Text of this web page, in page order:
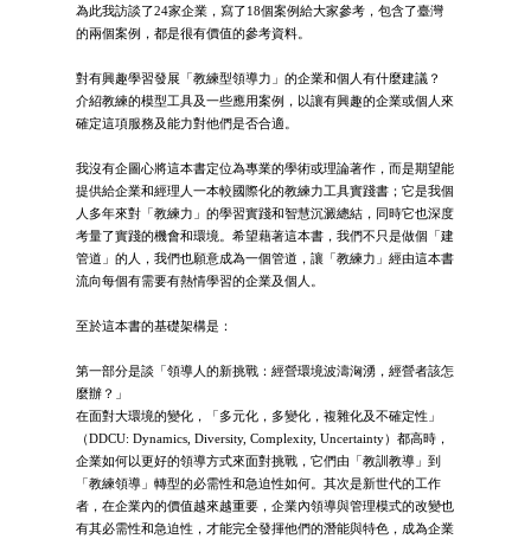
為此我訪談了24家企業，寫了18個案例給大家參考，包含了臺灣
的兩個案例，都是很有價值的參考資料。
對有興趣學習發展「教練型領導力」的企業和個人有什麼建議？
介紹教練的模型工具及一些應用案例，以讓有興趣的企業或個人來
確定這項服務及能力對他們是否合適。
我沒有企圖心將這本書定位為專業的學術或理論著作，而是期望能
提供給企業和經理人一本較國際化的教練力工具實踐書；它是我個
人多年來對「教練力」的學習實踐和智慧沉澱總結，同時它也深度
考量了實踐的機會和環境。希望藉著這本書，我們不只是做個「建
管道」的人，我們也願意成為一個管道，讓「教練力」經由這本書
流向每個有需要有熱情學習的企業及個人。
至於這本書的基礎架構是：
第一部分是談「領導人的新挑戰：經營環境波濤洶湧，經營者該怎
麼辦？」
在面對大環境的變化，「多元化，多變化，複雜化及不確定性」
（DDCU: Dynamics, Diversity, Complexity, Uncertainty）都高時，
企業如何以更好的領導方式來面對挑戰，它們由「教訓教導」到
「教練領導」轉型的必需性和急迫性如何。其次是新世代的工作
者，在企業內的價值越來越重要，企業內領導與管理模式的改變也
有其必需性和急迫性，才能完全發揮他們的潛能與特色，成為企業